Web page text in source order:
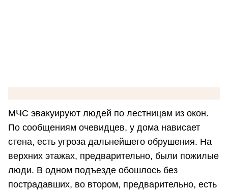
МЧС эвакуируют людей по лестницам из окон.
По сообщениям очевидцев, у дома нависает
стена, есть угроза дальнейшего обрушения. На
верхних этажах, предварительно, были пожилые
люди. В одном подъезде обошлось без
пострадавших, во втором, предварительно, есть